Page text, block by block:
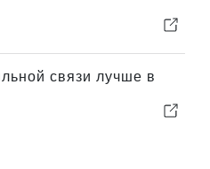
связи лучше в